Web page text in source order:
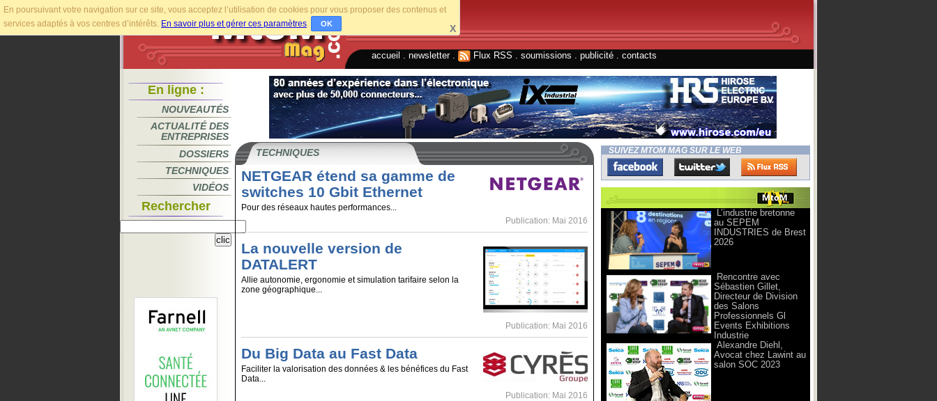
En poursuivant votre navigation sur ce site, vous acceptez l’utilisation de cookies pour vous proposer des contenus et
services adaptés à vos centres d’intérêts. En savoir plus et gérer ces paramètres. OK X
accueil newsletter. Flux RSS soumissions publicité contacts
En ligne :
NOUVEAUTÉS
ACTUALITÉ DES
ENTREPRISES
DOSSIERS
TECHNIQUES
VIDÉOS
Rechercher
TECHNIQUES
NETGEAR étend sa gamme de
switches 10 Gbit Ethernet
Pour des réseaux hautes performances...
Publication: Mai 2016
La nouvelle version de
DATALERT
Allie autonomie, ergonomie et simulation tarifaire selon la
zone géographique...
Publication: Mai 2016
Du Big Data au Fast Data
Faciliter la valorisation des données & les bénéfices du Fast
Data...
Publication: Mai 2016
SUIVEZ MTOM MAG SUR LE WEB
L’industrie bretonne
au SEPEM
INDUSTRIES de Brest
2026
Rencontre avec
Sébastien Gillet,
Directeur de Division
des Salons
Professionnels Gl
Events Exhibitions
Industrie
Alexandre Diehl,
Avocat chez Lawint au
salon SOC 2023